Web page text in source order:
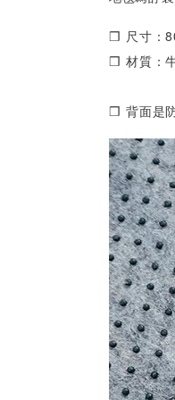
❒ 尺寸：
❒ 材質：
❒ 背面是